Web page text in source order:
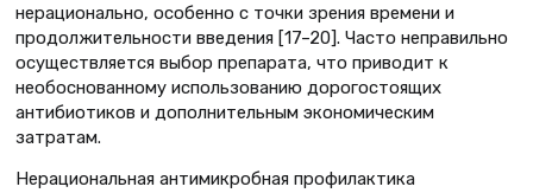
нерационально, особенно с точки зрения времени и
продолжительности введения [17–20]. Часто неправильно
осуществляется выбор препарата, что приводит к
необоснованному использованию дорогостоящих
антибиотиков и дополнительным экономическим
затратам.
Нерациональная антимикробная профилактика